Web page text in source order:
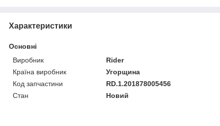
Характеристики
Основні
Виробник
Rider
Країна виробник
Угорщина
Код запчастини
RD.1.201878005456
Стан
Новий